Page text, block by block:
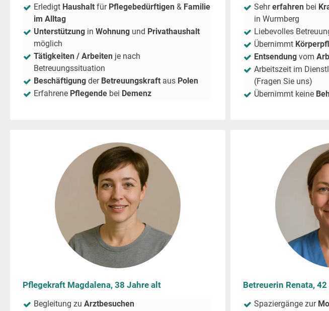
Erledigt Haushalt für Pflegebedürftigen & Familie
im Alltag
Unterstützung in Wohnung und Privathaushalt
möglich
Tätigkeiten / Arbeiten je nach
Betreuungssituation
Beschäftigung der Betreuungskraft aus Polen
Erfahrene Pflegende bei Demenz
Sehrerfahren bei
in Wurmberg
Liebevolles
Übernimmt
Entsendung vom
Arbeitszeit im
(Fragen Sie uns)
Übernimmt keine
Pflegekraft Magdalena, 38 Jahre alt
Begleitung zu Arztbesuchen
Betreuerin Renata,
Spaziergänge zur